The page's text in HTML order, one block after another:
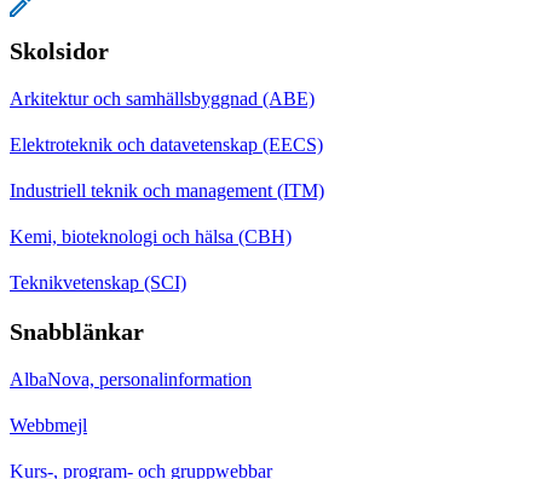
Skolsidor
Arkitektur och samhällsbyggnad (ABE)
Elektroteknik och datavetenskap (EECS)
Industriell teknik och management (ITM)
Kemi, bioteknologi och hälsa (CBH)
Teknikvetenskap (SCI)
Snabblänkar
AlbaNova, personalinformation
Webbmejl
Kurs-, program- och gruppwebbar